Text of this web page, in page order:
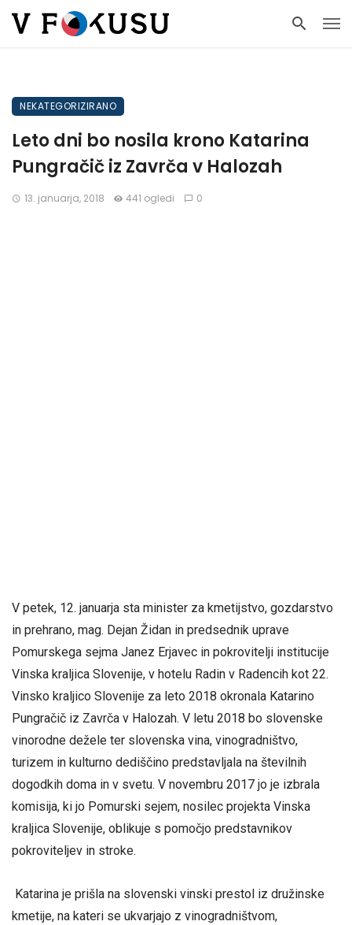
NEKATEGORIZIRANO
Leto dni bo nosila krono Katarina
Pungračič iz Zavrča v Halozah
13. januarja, 2018 441 ogledi 0
V petek, 12. januarja sta minister za kmetijstvo, gozdarstvo
in prehrano, mag. Dejan Židan in predsednik uprave
Pomurskega sejma Janez Erjavec in pokrovitelji institucije
Vinska kraljica Slovenije, v hotelu Radin v Radencih kot 22.
Vinsko kraljico Slovenije za leto 2018 okronala Katarino
Pungračič iz Zavrča v Halozah. V letu 2018 bo slovenske
vinorodne dežele ter slovenska vina, vinogradništvo,
turizem in kulturno dediščino predstavljala na številnih
dogodkih doma in v svetu. V novembru 2017 jo je izbrala
komisija, ki jo Pomurski sejem, nosilec projekta Vinska
kraljica Slovenije, oblikuje s pomočjo predstavnikov
pokroviteljev in stroke.
Katarina je prišla na slovenski vinski prestol iz družinske
kmetije, na kateri se ukvarjajo z vinogradništvom,